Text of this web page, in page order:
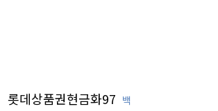
롯데상품권현금화97 백